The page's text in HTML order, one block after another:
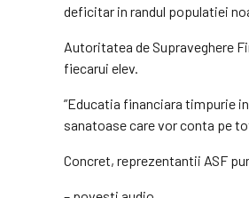
deficitar in randul populatiei
Autoritatea de Supraveghere
fiecarui elev.
”Educatia financiara timpurie
sanatoase care vor conta pe
Concret, reprezentantii ASF